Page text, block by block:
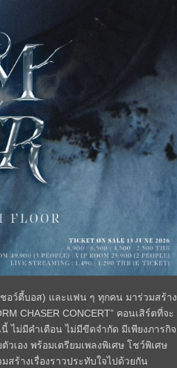
อว์ตี้บอส) และแฟน ๆ ทุกคน มาร่วมสร้าง
CHASER CONCERT” คอนเสิร์ตที่จะ
ไม่มีคำเตือน ไม่มีขีดจำกัด มีเพียงภารกิจ
เอง พร้อมเตรียมเพลงพิเศษ โชว์พิเศษ
สร้างเรื่องราวประทับใจไปด้วยกัน